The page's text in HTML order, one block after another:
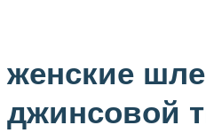
женские
джинсовой